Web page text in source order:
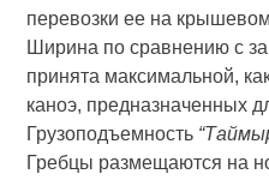
перевозки ее на
Ширина по сравнению с
принята максимальной,
каноэ, предназначенных
Грузоподъемность
Гребцы размещаются на